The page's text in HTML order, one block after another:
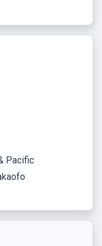
Pacific